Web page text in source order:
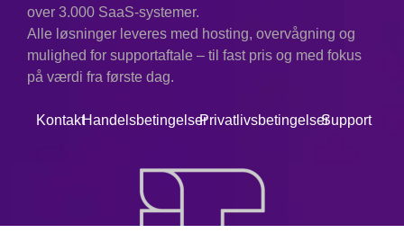
over 3.000 SaaS-systemer.
Alle løsninger leveres med hosting, overvågning og
mulighed for supportaftale – til fast pris og med fokus
på værdi fra første dag.
KontaktHandelsbetingelserPrivatlivsbetingelserSupport